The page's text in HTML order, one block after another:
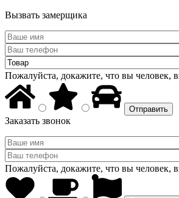
Вызвать замерщика
Пожалуйста, докажите, что вы человек,
Заказать звонок
Пожалуйста, докажите, что вы человек,